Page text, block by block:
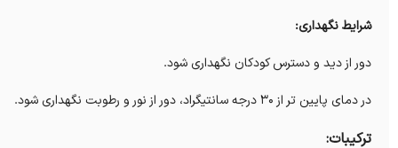
شرایط نگهداری:
دور از دید و دسترس کودکان نگهداری شود.
در دمای پایین تر از 30 درجه سانتیگراد، دور از نور و رطوبت نگهداری شود.
ترکیبات: